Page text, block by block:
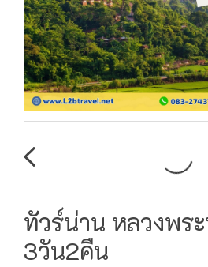
ทัวร์น่าน หลวงพร
3วัน2คืน